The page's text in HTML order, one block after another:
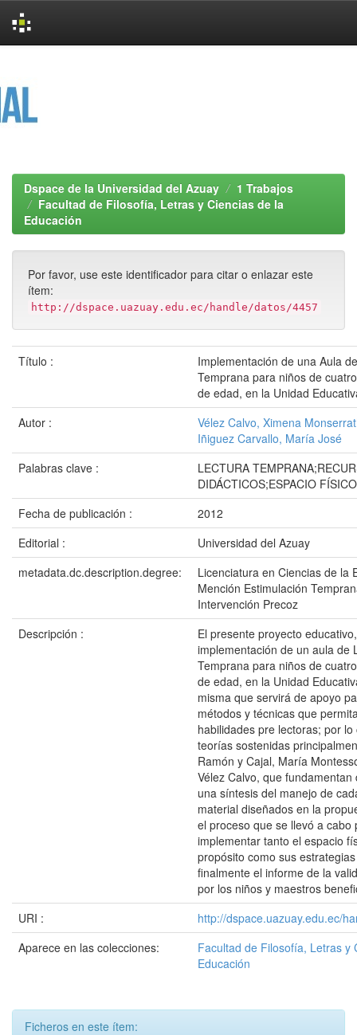
Dspace de la Universidad del Azuay
1 Trabajos
Facultad de Filosofía, Letras y Ciencias de la
Educación
Por favor, use este identificador para citar o enlazar este
ítem:
http://dspace.uazuay.edu.ec/handle/datos/4457
Título :
Implementación de una Aula
Temprana para niños de
de edad, en la Unidad
Autor :
Vélez Calvo, Ximena
Iñiguez Carvallo, María José
Palabras clave :
LECTURA
DIDÁCTICOS;ESPACIO FÍSICO
Fecha de publicación :
2012
Editorial :
Universidad del Azuay
metadata.dc.description.degree:
Licenciatura en Ciencias de la
Mención Estimulación
Intervención Precoz
Descripción :
El presente proyecto
implementación de un aula de
Temprana para niños de
de edad, en la Unidad
misma que servirá de apoyo
métodos y técnicas que
habilidades pre lectoras; por lo
teorías sostenidas
Ramón y Cajal, María
Vélez Calvo, que
una síntesis del manejo de
material diseñados en la
el proceso que se llevó a cabo
implementar tanto el espacio
propósito como sus
finalmente el informe de la
por los niños y maestros
URI :
http://dspace.uazuay.edu.ec/
Aparece en las colecciones:
Facultad de Filosofía, Letras y
Educación
Ficheros en este ítem: